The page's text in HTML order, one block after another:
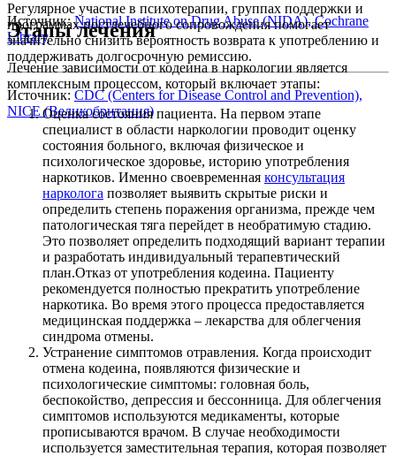
Источник:National Institute on Drug Abuse (NIDA), Cochrane
Library
Регулярное участие в психотерапии, группах поддержки и
программах постлечебного сопровождения помогает
значительно снизить вероятность возврата к употреблению и
поддерживать долгосрочную ремиссию.
Источник: CDC (Centers for Disease Control and Prevention),
NICE (Великобритания)
Этапы лечения
Лечение зависимости от кодеина в наркологии является
комплексным процессом, который включает этапы:
Оценка состояния пациента. На первом этапе
специалист в области наркологии проводит оценку
состояния больного, включая физическое и
психологическое здоровье, историю употребления
наркотиков. Именно своевременная консультация
нарколога позволяет выявить скрытые риски и
определить степень поражения организма, прежде чем
патологическая тяга перейдет в необратимую стадию.
Это позволяет определить подходящий вариант терапии
и разработать индивидуальный терапевтический
план.Отказ от употребления кодеина. Пациенту
рекомендуется полностью прекратить употребление
наркотика. Во время этого процесса предоставляется
медицинская поддержка – лекарства для облегчения
синдрома отмены.
Устранение симптомов отравления. Когда происходит
отмена кодеина, появляются физические и
психологические симптомы: головная боль,
беспокойство, депрессия и бессонница. Для облегчения
симптомов используются медикаменты, которые
прописываются врачом. В случае необходимости
используется заместительная терапия, которая позволяет